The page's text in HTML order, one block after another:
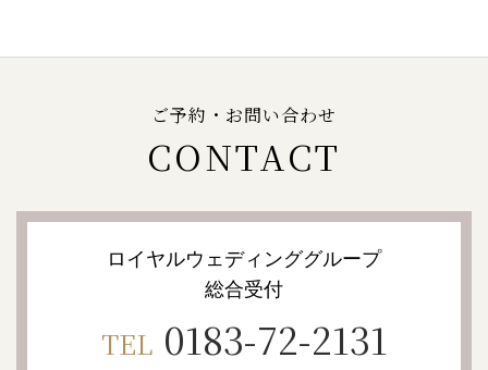
ご予約・お問い合わせ
CONTACT
ロイヤルウェディンググループ
総合受付
TEL 0183-72-2131